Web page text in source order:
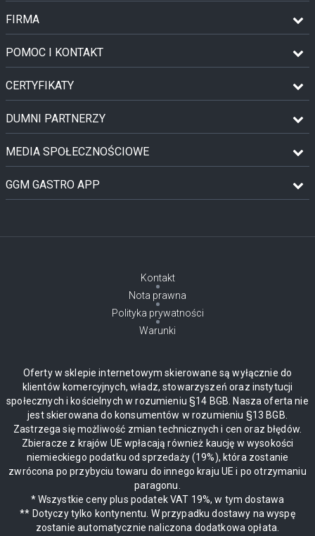
FIRMA
POMOC I KONTAKT
CERTYFIKATY
DUMNI PARTNERZY
MEDIA SPOŁECZNOŚCIOWE
GGM GASTRO APP
Kontakt
Nota prawna
Polityka prywatności
Warunki
Oferty w sklepie internetowym skierowane są wyłącznie do
klientów komercyjnych, władz, stowarzyszeń oraz instytucji
społecznych i kościelnych w rozumieniu §14 BGB. Nasza oferta nie
jest skierowana do konsumentów w rozumieniu §13 BGB.
Zastrzega się możliwość zmian technicznych i cen oraz błędów.
Zbieracze z krajów UE wpłacają również kaucję w wysokości
niemieckiego podatku od sprzedaży (19%), która zostanie
zwrócona po przybyciu towaru do innego kraju UE i po otrzymaniu
paragonu.
* Wszystkie ceny plus podatek VAT 19%, w tym dostawa
** Dotyczy tylko kontynentu. W przypadku dostawy na wyspę
zostanie automatycznie naliczona dodatkowa opłata.